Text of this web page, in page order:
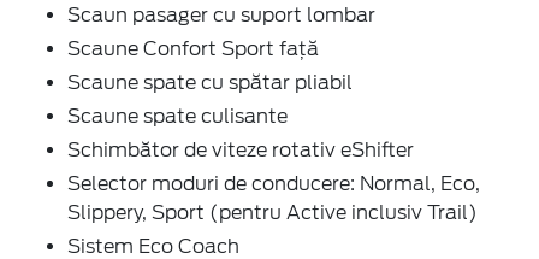
Scaun pasager cu suport lombar
Scaune Confort Sport față
Scaune spate cu spătar pliabil
Scaune spate culisante
Schimbător de viteze rotativ eShifter
Selector moduri de conducere: Normal, Eco,
Slippery, Sport (pentru Active inclusiv Trail)
Sistem Eco Coach